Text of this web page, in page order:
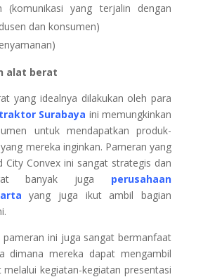
(komunikasi yang terjalin dengan
dan konsumen)
alat berat
yang idealnya dilakukan oleh para
Surabaya ini memungkinkan
untuk mendapatkan produk-
mereka inginkan. Pameran yang
City Convex ini sangat strategis dan
banyak juga perusahaan
yang juga ikut ambil bagian
pameran ini juga sangat bermanfaat
dimana mereka dapat mengambil
kegiatan-kegiatan presentasi